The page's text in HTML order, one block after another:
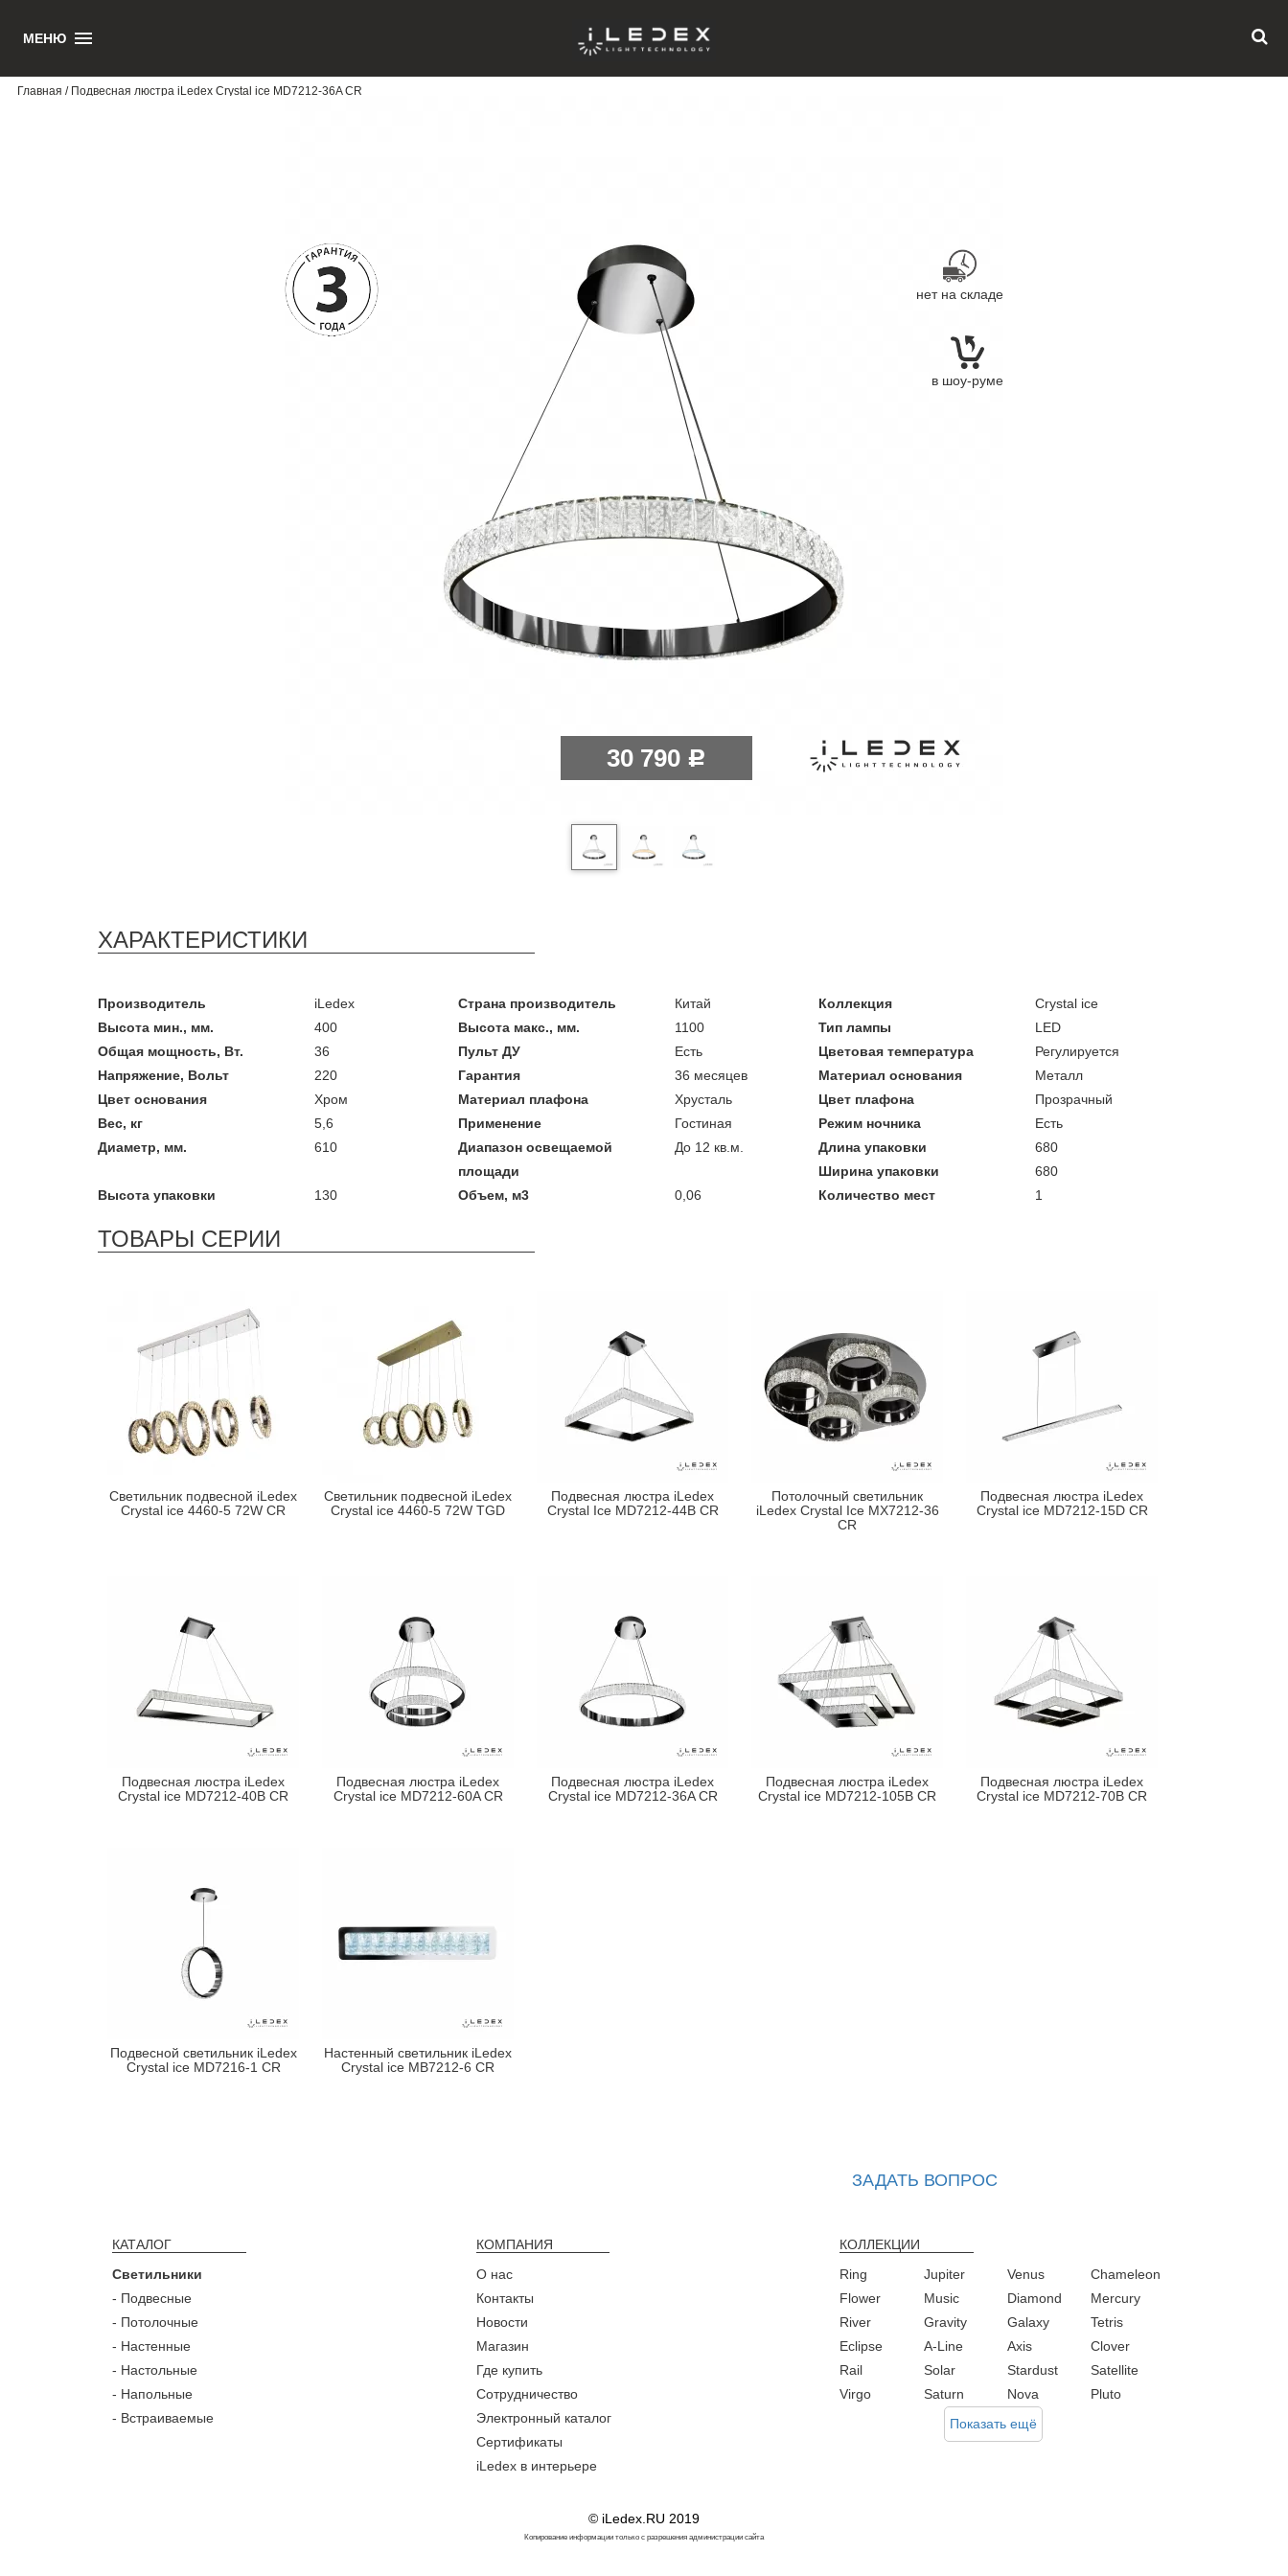
МЕНЮ
Главная / Подвесная люстра iLedex Crystal ice MD7212-36A CR
нет на складе
в шоу-руме
30 790 Р
ХАРАКТЕРИСТИКИ
Производитель iLedex Страна производитель Китай Коллекция
Crystal ice
Высота мин., мм.
400 Высота макс., мм. 1100 Тип лампы
LED
Общая мощность, Вт.
36 Пульт ДУ Есть Цветовая температура
Регулируется
Напряжение, Вольт
220 Гарантия 36 месяцев Материал основания
Металл
Цвет основания
Хром Материал плафона Хрусталь Цвет плафона
Прозрачный
Вес, кг
5,6 Применение Гостиная Режим ночника
Есть
Диаметр, мм.
610
Диапазон освещаемой
площади
До 12 кв.м. Длина упаковки
680
Ширина упаковки
680
Высота упаковки
130 Объем, м3 0,06 Количество мест 1
ТОВАРЫ СЕРИИ
Светильник подвесной iLedex
Crystal ice 4460-5 72W CR
Светильник подвесной iLedex
Crystal ice 4460-5 72W TGD
Подвесная люстра iLedex
Crystal Ice MD7212-44B CR
Потолочный светильник
iLedex Crystal Ice MX7212-36
CR
Подвесная люстра iLedex
Crystal ice MD7212-15D CR
Подвесная люстра iLedex
Crystal ice MD7212-40B CR
Подвесная люстра iLedex
Crystal ice MD7212-60A CR
Подвесная люстра iLedex
Crystal ice MD7212-36A CR
Подвесная люстра iLedex
Crystal ice MD7212-105B CR
Подвесная люстра iLedex
Crystal ice MD7212-70B CR
Подвесной светильник iLedex
Crystal ice MD7216-1 CR
Настенный светильник iLedex
Crystal ice MB7212-6 CR
ЗАДАТЬ ВОПРОС
КАТАЛОГ
Светильники
- Подвесные
- Потолочные
- Настенные
- Настольные
- Напольные
- Встраиваемые
КОМПАНИЯ
О нас
Контакты
Новости
Магазин
Где купить
Сотрудничество
Электронный каталог
Сертификаты
iLedex в интерьере
КОЛЛЕКЦИИ
Ring
Flower
Jupiter
Music
Venus
Diamond
Chameleon
Mercury
River
Eclipse
Gravity
A-Line
Galaxy
Axis
Tetris
Clover
Rail
Virgo
Solar
Saturn
Stardust
Nova
Satellite
Pluto
Показать ещё
© iLedex.RU 2019
Копирование информации только с разрешения администрации сайта